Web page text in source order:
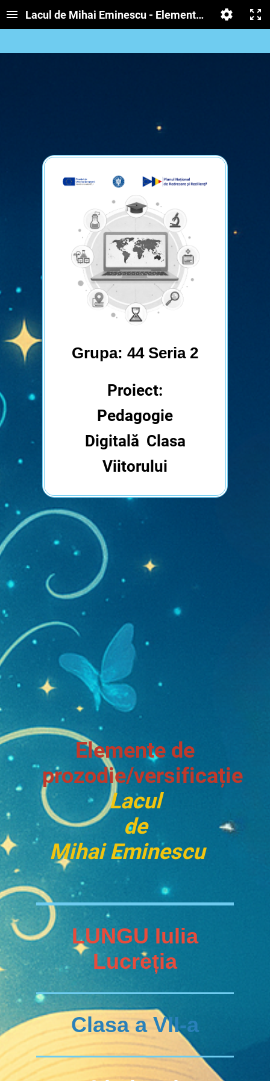
Lacul de Mihai Eminescu - Elemente de prozodie
Grupa: 44 Seria 2
Proiect:
Pedagogie
Digitală Clasa
Viitorului
Elemente de
prozodie/versificație
Lacul
de
Mihai Eminescu
LUNGU Iulia
Lucreția
Clasa a VII-a